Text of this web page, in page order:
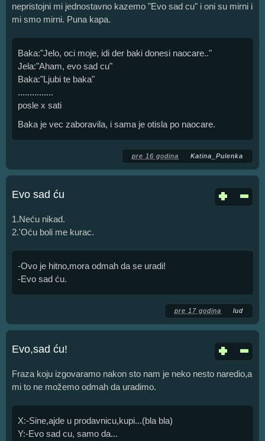
nepristojni mi jednostavno kazemo "Evo sad cu" i oni su mirni i
mi smo mirni. Puna kapa.
Baka:"Jelo, oci moje, idi der baki donesi naocare.."
Jela:"Aham, evo sad cu"
Baka:"Ljubi te baka"
...............
posle x sati
Baka je vec zaboravila, i sama je otisla po naocare.
pre 16 godina Katina_Pulenka
Evo sad ću
1.Neću nikad.
2.'Oću boli me kurac.
-Ovo je hitno,mora odmah da se uradi!
-Evo sad ću.
pre 17 godina lud
Evo,sad ću!
Fraza koju izgovaramo nakon sto nam je neko nesto naredio,a
mi to ne možemo odmah da uradimo.
X:-Sine,ajde u prodavnicu,kupi...(bla bla)
Y:-Evo sad cu, samo da...